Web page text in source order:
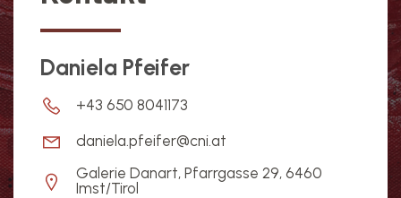
Daniela Pfeifer
+43 650 8041173
daniela.pfeifer@cni.at
Galerie Danart, Pfarrgasse 29, 6460
Imst/Tirol